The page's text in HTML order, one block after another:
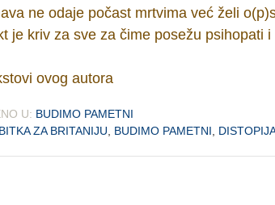
ne odaje počast mrtvima već želi
je kriv za sve za čime posežu psihopati i
ovog autora
U: BUDIMO PAMETNI
BITKA ZA BRITANIJU BUDIMO PAMETNI